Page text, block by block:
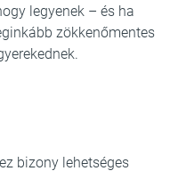
legyenek – és ha
zökkenőmentes
bizony lehetséges